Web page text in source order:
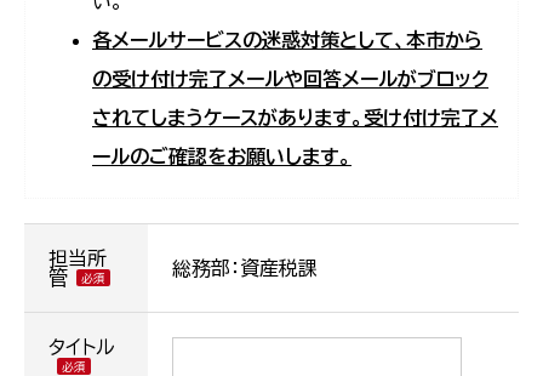
各メールサービスの迷惑対策として、本市から
の受け付け完了メールや回答メールがブロック
されてしまうケースがあります。受け付け完了メ
ールのご確認をお願いします。
担当所
管
総務部：資産税課
タイトル